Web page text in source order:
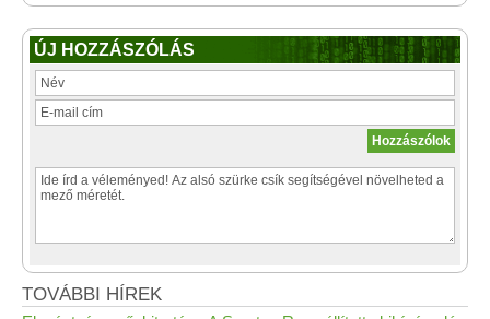
ÚJ HOZZÁSZÓLÁS
TOVÁBBI HÍREK